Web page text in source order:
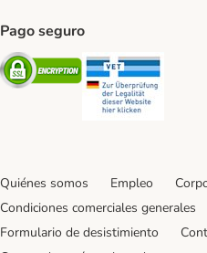
Pago seguro
Security
Quiénes somos Empleo
Condiciones comerciales generales
Formulario de desistimiento